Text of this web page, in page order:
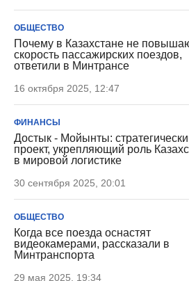
ОБЩЕСТВО
Почему в Казахстане не
скорость пассажирских поездов,
ответили в Минтрансе
16 октября 2025, 12:47
ФИНАНСЫ
Достык - Мойынты:
проект, укрепляющий роль
в мировой логистике
30 сентября 2025, 20:01
ОБЩЕСТВО
Когда все поезда оснастят
видеокамерами, рассказали в
Минтранспорта
29 мая 2025, 19:34